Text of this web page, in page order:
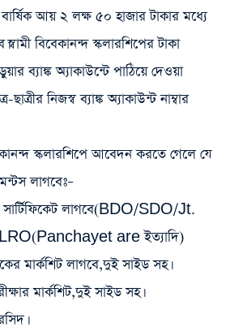
আয় ২ লক্ষ ৫০ হাজার টাকার মধ্যে
বিবেকানন্দ স্কলারশিপের টাকা
ব্যাঙ্ক অ্যাকাউন্টে পাঠিয়ে দেওয়া
ছাত্রীর নিজস্ব ব্যাঙ্ক অ্যাকাউন্ট নাম্বার
স্কলারশিপে আবেদন করতে গেলে যে
লাগবেঃ–
লাগবে(BDO/SDO/Jt.
are ইত্যাদি)
মার্কশিট লাগবে,দুই সাইড সহ।
মার্কশিট,দুই সাইড সহ।